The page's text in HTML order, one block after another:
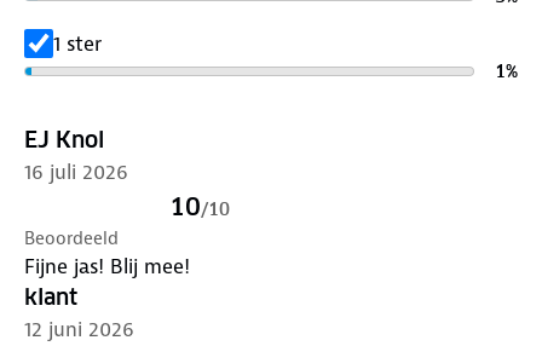
Verleng de levensduur van je kleding met goed
onderhoud
op 30 graden. Is je kleding aan vervanging toe?
nieuwe bestemming aan.
1 ster
1%
EJ Knol
16 juli 2026
10/10
Beoordeeld
Fijne jas! Blij mee!
klant
12 juni 2026